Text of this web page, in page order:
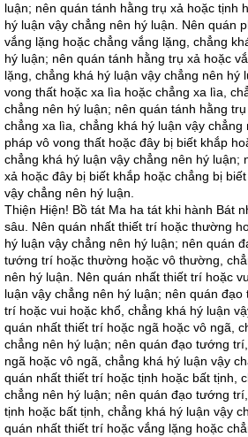
luận; nên quán tánh hằng trụ xả hoặc tịnh
hý luận vậy chẳng nên hý luận. Nên quán
vắng lặng hoặc chẳng vắng lặng, chẳng
hý luận; nên quán tánh hằng trụ xả hoặc
lặng, chẳng khá hý luận vậy chẳng nên hý
vong thất hoặc xa lìa hoặc chẳng xa lìa,
chẳng nên hý luận; nên quán tánh hằng
chẳng xa lìa, chẳng khá hý luận vậy chẳng
pháp vô vong thất hoặc đây bị biết khắp
chẳng khá hý luận vậy chẳng nên hý luận;
xả hoặc đây bị biết khắp hoặc chẳng bị
vậy chẳng nên hý luận.
Thiện Hiện! Bồ tát Ma ha tát khi hành Bát
sâu. Nên quán nhất thiết trí hoặc thường
hý luận vậy chẳng nên hý luận; nên quán
tướng trí hoặc thường hoặc vô thường,
nên hý luận. Nên quán nhất thiết trí hoặc
luận vậy chẳng nên hý luận; nên quán
trí hoặc vui hoặc khổ, chẳng khá hý luận
quán nhất thiết trí hoặc ngã hoặc vô ngã,
chẳng nên hý luận; nên quán đạo tướng
ngã hoặc vô ngã, chẳng khá hý luận vậy
quán nhất thiết trí hoặc tịnh hoặc bất tịnh,
chẳng nên hý luận; nên quán đạo tướng
tịnh hoặc bất tịnh, chẳng khá hý luận vậy
quán nhất thiết trí hoặc vắng lặng hoặc